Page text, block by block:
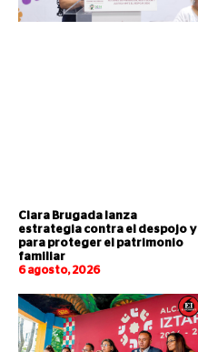
Clara Brugada lanza
estrategia contra el despojo y
para proteger el patrimonio
familiar
6 agosto, 2026